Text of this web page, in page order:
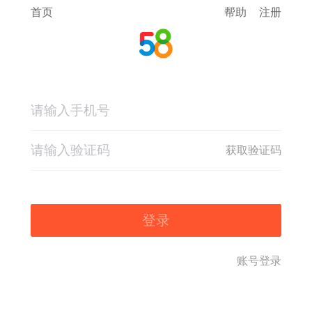
首页 帮助 注册
获取验证码
登录
账号登录